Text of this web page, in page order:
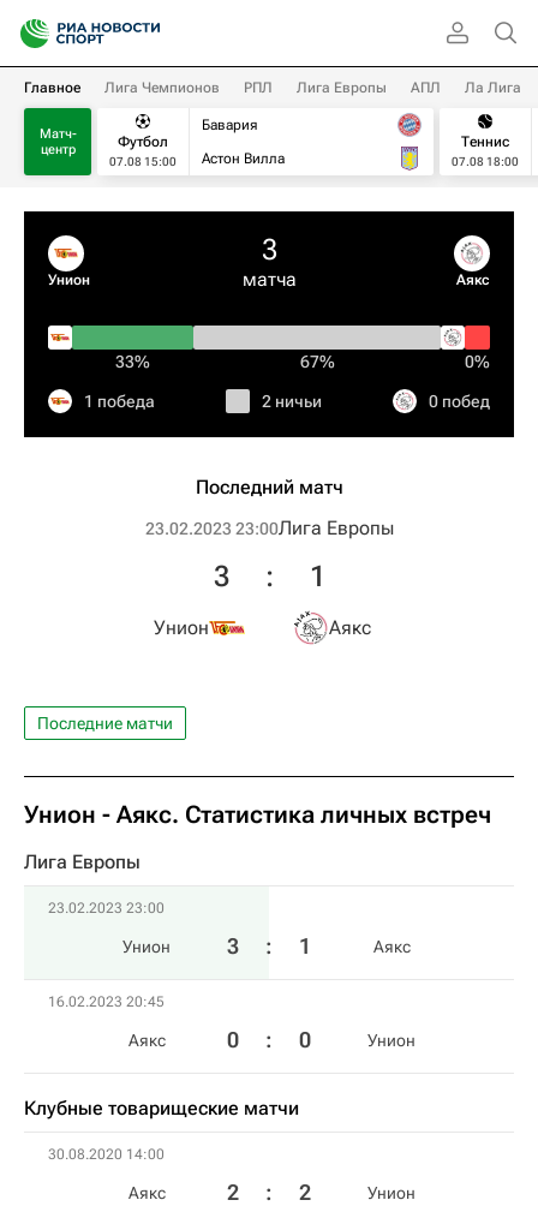
Главное Лига Чемпионов РПЛ Лига Европы АПЛ Ла Лига
Матч-
центр
Футбол
07.08 15:00
Бавария
Астон Вилла
Теннис
07.08 18:00
Унион
3
матча Аякс
33% 67% 0%
1 победа 2 ничьи 0 побед
Последний матч
23.02.2023 23:00Лига Европы
Унион
3 : 1
Аякс
Последние матчи
Унион - Аякс. Статистика личных встреч
Лига Европы
23.02.2023 23:00
Унион 3 : 1 Аякс
16.02.2023 20:45
Аякс 0 : 0 Унион
Клубные товарищеские матчи
30.08.2020 14:00
Аякс 2 : 2 Унион